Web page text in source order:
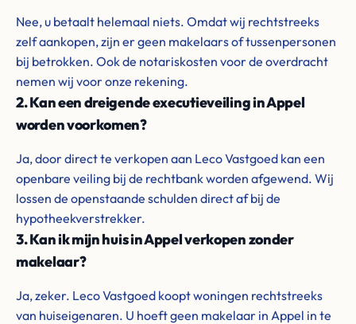
Nee, u betaalt helemaal niets. Omdat wij rechtstreeks
zelf aankopen, zijn er geen makelaars of tussenpersonen
bij betrokken. Ook de notariskosten voor de overdracht
nemen wij voor onze rekening.
2. Kan een dreigende executieveiling in Appel
worden voorkomen?
Ja, door direct te verkopen aan Leco Vastgoed kan een
openbare veiling bij de rechtbank worden afgewend. Wij
lossen de openstaande schulden direct af bij de
hypotheekverstrekker.
3. Kan ik mijn huis in Appel verkopen zonder
makelaar?
Ja, zeker. Leco Vastgoed koopt woningen rechtstreeks
van huiseigenaren. U hoeft geen makelaar in Appel in te